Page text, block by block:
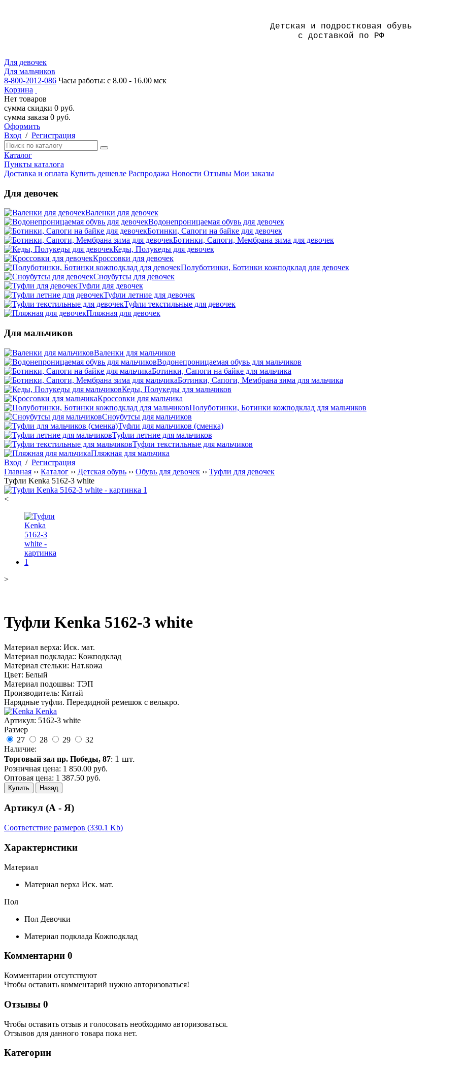
Детская и подростковая обувь
с доставкой по РФ
Для девочек
Для мальчиков
8-800-2012-086 Часы работы: с 8.00 - 16.00 мск
Корзина
Нет товаров
сумма скидки 0 руб.
сумма заказа 0 руб.
Оформить
Вход / Регистрация
Каталог
Пункты каталога
Доставка и оплата Купить дешевле Распродажа Новости Отзывы Мои заказы
Для девочек
Валенки для девочек
Водонепроницаемая обувь для девочек
Ботинки, Сапоги на байке для девочек
Ботинки, Сапоги, Мембрана зима для девочек
Кеды, Полукеды для девочек
Кроссовки для девочек
Полуботинки, Ботинки кожподклад для девочек
Сноубутсы для девочек
Туфли для девочек
Туфли летние для девочек
Туфли текстильные для девочек
Пляжная для девочек
Для мальчиков
Валенки для мальчиков
Водонепроницаемая обувь для мальчиков
Ботинки, Сапоги на байке для мальчика
Ботинки, Сапоги, Мембрана зима для мальчика
Кеды, Полукеды для мальчиков
Кроссовки для мальчика
Полуботинки, Ботинки кожподклад для мальчиков
Сноубутсы для мальчиков
Туфли для мальчиков (сменка)
Туфли летние для мальчиков
Туфли текстильные для мальчиков
Пляжная для мальчика
Вход / Регистрация
Главная ›› Каталог ›› Детская обувь ›› Обувь для девочек ›› Туфли для девочек
Туфли Kenka 5162-3 white
<
>
Туфли Kenka 5162-3 white
Материал верха: Иск. мат.
Материал подклада:: Кожподклад
Материал стельки: Нат.кожа
Цвет: Белый
Материал подошвы: ТЭП
Производитель: Китай
Нарядные туфли. Передидной ремешок с велькро.
Kenka
Артикул: 5162-3 white
Размер
27
28 29
32
Наличие:
Торговый зал пр. Победы, 87: 1 шт.
Розничная цена: 1 850.00 руб.
Оптовая цена: 1 387.50 руб.
Купить Назад
Артикул (А - Я)
Соответствие размеров (330.1 Kb)
Характеристики
Материал
Материал верха Иск. мат.
Пол
Пол Девочки
Материал подклада Кожподклад
Комментарии 0
Комментарии отсутствуют
Чтобы оставить комментарий нужно авторизоваться!
Отзывы 0
Чтобы оcтавить отзыв и голосовать необходимо авторизоваться.
Отзывов для данного товара пока нет.
Категории